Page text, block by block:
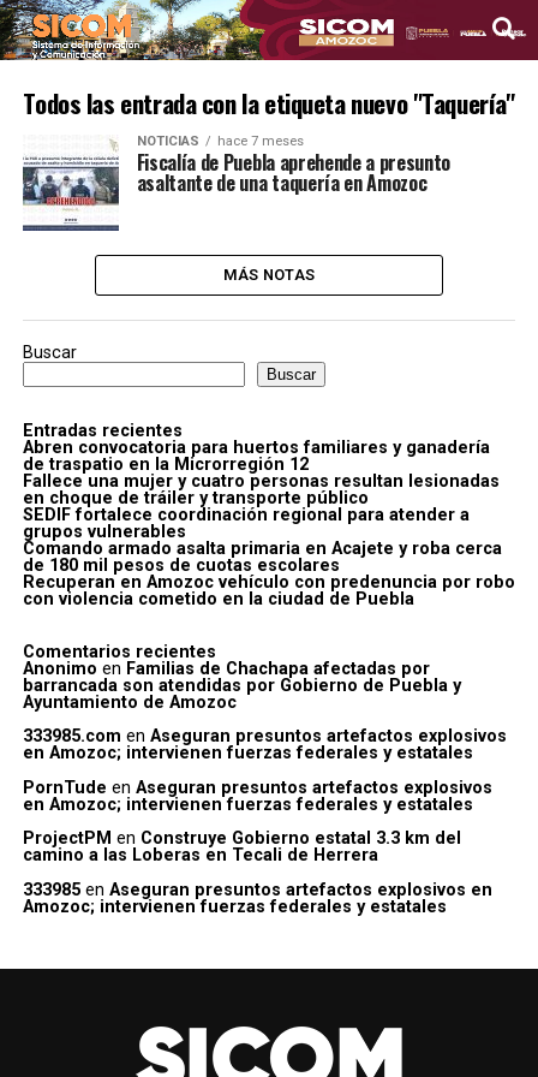
Todos las entrada con la etiqueta nuevo "Taquería"
NOTICIAS hace 7 meses
Fiscalía de Puebla aprehende a presunto
asaltante de una taquería en Amozoc
MÁS NOTAS
Buscar
Buscar
Entradas recientes
Abren convocatoria para huertos familiares y ganadería
de traspatio en la Microrregión 12
Fallece una mujer y cuatro personas resultan lesionadas
en choque de tráiler y transporte público
SEDIF fortalece coordinación regional para atender a
grupos vulnerables
Comando armado asalta primaria en Acajete y roba cerca
de 180 mil pesos de cuotas escolares
Recuperan en Amozoc vehículo con predenuncia por robo
con violencia cometido en la ciudad de Puebla
Comentarios recientes
Anonimo en Familias de Chachapa afectadas por
barrancada son atendidas por Gobierno de Puebla y
Ayuntamiento de Amozoc
333985.com en Aseguran presuntos artefactos explosivos
en Amozoc; intervienen fuerzas federales y estatales
PornTude en Aseguran presuntos artefactos explosivos
en Amozoc; intervienen fuerzas federales y estatales
ProjectPM en Construye Gobierno estatal 3.3 km del
camino a las Loberas en Tecali de Herrera
333985en Aseguran presuntos artefactos explosivos en
Amozoc; intervienen fuerzas federales y estatales